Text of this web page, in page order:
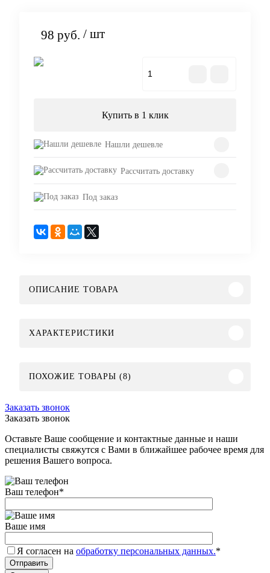
98 руб. / шт
Купить в 1 клик
Нашли дешевле
Рассчитать доставку
Под заказ
ОПИСАНИЕ ТОВАРА
ХАРАКТЕРИСТИКИ
ПОХОЖИЕ ТОВАРЫ (8)
Заказать звонок
Заказать звонок
Оставьте Ваше сообщение и контактные данные и наши
специалисты свяжутся с Вами в ближайшее рабочее время для
решения Вашего вопроса.
Ваш телефон*
Ваше имя
Я согласен на обработку персональных данных.*